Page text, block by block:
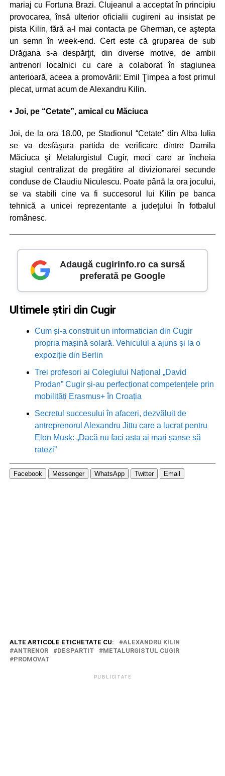
mariaj cu Fortuna Brazi. Clujeanul a acceptat în principiu
provocarea, însă ulterior oficialii cugireni au insistat pe
pista Kilin, fără a-l mai contacta pe Gherman, ce aştepta
un semn în week-end. Cert este că gruparea de sub
Drăgana s-a despărţit, din diverse motive, de ambii
antrenori localnici cu care a colaborat în stagiunea
anterioară, aceea a promovării: Emil Ţimpea a fost primul
plecat, urmat acum de Alexandru Kilin.
• Joi, pe “Cetate”, amical cu Măciuca
Joi, de la ora 18.00, pe Stadionul “Cetate” din Alba Iulia
se va desfăşura partida de verificare dintre Damila
Măciuca şi Metalurgistul Cugir, meci care ar încheia
stagiul centralizat de pregătire al divizionarei secunde
conduse de Claudiu Niculescu. Poate până la ora jocului,
se va stabili cine va fi succesorul lui Kilin pe banca
tehnică a unicei reprezentante a judeţului în fotbalul
românesc.
Adaugă cugirinfo.ro ca sursă
preferată pe Google
Ultimele știri din Cugir
Cum și-a construit un informatician din Cugir
propria mașină solară. Vehiculul a ajuns și la o
expoziție din Berlin
Trei profesori ai Colegiului Național „David
Prodan” Cugir și-au perfecționat competențele prin
mobilități Erasmus+ în Croația
Secretul succesului în afaceri, dezvăluit de
antreprenorul Alexandru Jittu care a lucrat pentru
Elon Musk: „Dacă nu faci asta ai mari șanse să
ratezi”
Facebook Messenger WhatsApp Twitter Email
ALTE ARTICOLE ETICHETATE CU:
ALEXANDRU KILIN
ANTRENOR
DESPARTIT
METALURGISTUL CUGIR
PROMOVAT
PUBLICITATE